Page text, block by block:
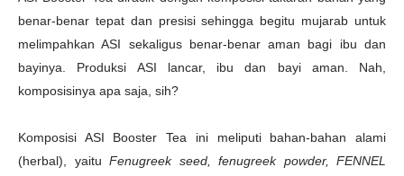
benar-benar tepat dan presisi sehingga begitu mujarab untuk
melimpahkan ASI sekaligus benar-benar aman bagi ibu dan
bayinya. Produksi ASI lancar, ibu dan bayi aman. Nah,
komposisinya apa saja, sih?
Komposisi ASI Booster Tea ini meliputi bahan-bahan alami
(herbal), yaitu Fenugreek seed, fenugreek powder, FENNEL